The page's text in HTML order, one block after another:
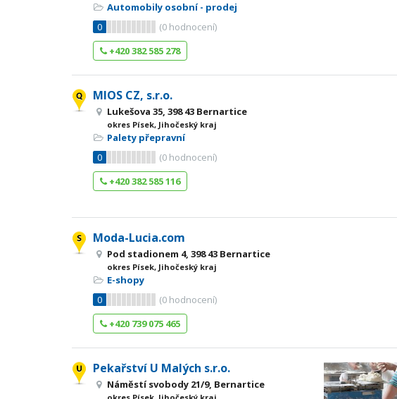
Automobily osobní - prodej
0
(0 hodnocení)
+420 382 585 278
MIOS CZ, s.r.o.
Lukešova 35, 398 43 Bernartice
okres Písek, Jihočeský kraj
Palety přepravní
0
(0 hodnocení)
+420 382 585 116
Moda-Lucia.com
Pod stadionem 4, 398 43 Bernartice
okres Písek, Jihočeský kraj
E-shopy
0
(0 hodnocení)
+420 739 075 465
Pekařství U Malých s.r.o.
Náměstí svobody 21/9, Bernartice